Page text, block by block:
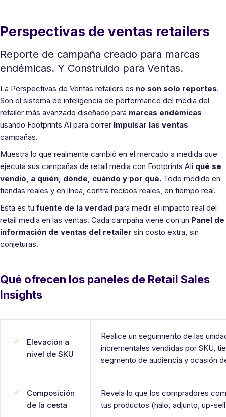
Perspectivas de ventas retailers
Reporte de campaña creado para marcas
endémicas. Y Construido para Ventas.
La Perspectivas de Ventas retailers es no son solo reportes.
Son el sistema de inteligencia de performance del media del
retailer más avanzado diseñado para marcas endémicas
usando Footprints AI para correr Impulsar las ventas
campañas.
Muestra lo que realmente cambió en el mercado a medida que
ejecuta sus campañas de retail media con Footprints AIi qué se
vendió, a quién, dónde, cuándo y por qué. Todo medido en
tiendas reales y en línea, contra recibos reales, en tiempo real.
Esta es tu fuente de la verdad para medir el impacto real del
retail media en las ventas. Cada campaña viene con un Panel de
información de ventas del retailer sin costo extra, sin
conjeturas.
Qué ofrecen los paneles de Retail Sales
Insights
Elevación a
nivel de SKU
Realice un seguimiento de las
incrementales vendidas por SKU,
segmento de audiencia y ocasión
Composición
de la cesta
Revela lo que los compradores
tus productos (halo, adjunto, up-